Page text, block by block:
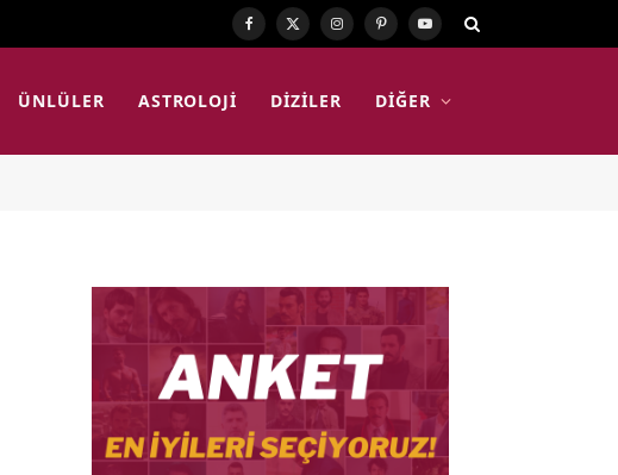
Facebook
X
Instagram
PinterestYouTube
ÜNLÜLER ASTROLOJI DIZILER DIĞER